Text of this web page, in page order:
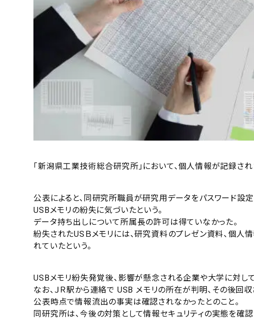
「新潟県工業技術総合研究所」において、個人情報が記録さ
公表によると、同研究所職員が研究用データをパスワード設
USBメモリの紛失に気づいたという。
データ持ち出しについて所属長の許可は得ていなかった。
紛失されたUSＢメモリには、研究資料のプレゼン資料、個
れていたという。
USBメモリ紛失発覚後、影響が懸念される企業や大学に対し
なお、ＪＲ駅から連絡で USB メモリの所在が判明、その後回収
公表時点で情報流出の事実は確認されなかったとのこと。
同研究所は、今後の対策として情報セキュリティの実態を確